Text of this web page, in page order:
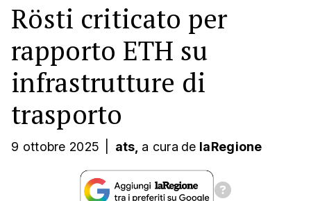
Rösti criticato per
rapporto ETH su
infrastrutture di
trasporto
9 ottobre 2025 ats, a cura de laRegione